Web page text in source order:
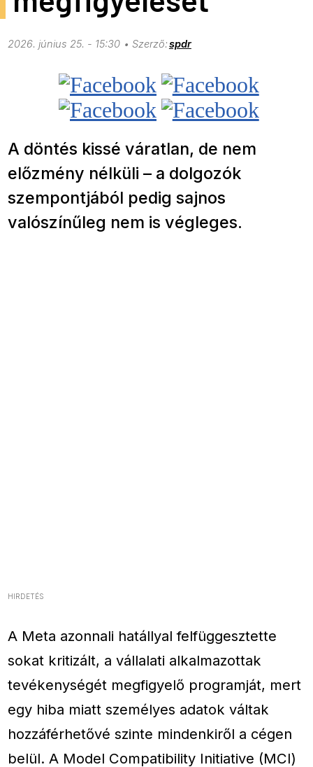
2026. június 25. - 15:30 spdr
A döntés kissé váratlan, de nem
előzmény nélküli – a dolgozók
szempontjából pedig sajnos
valószínűleg nem is végleges.
HIRDETÉS
A Meta azonnali hatállyal felfüggesztette
sokat kritizált, a vállalati alkalmazottak
tevékenységét megfigyelő programját, mert
egy hiba miatt személyes adatok váltak
hozzáférhetővé szinte mindenkiről a cégen
belül. A Model Compatibility Initiative (MCI)